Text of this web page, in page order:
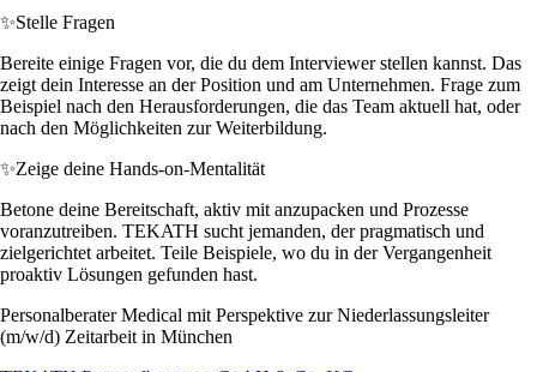
✨Stelle Fragen
Bereite einige Fragen vor, die du dem Interviewer stellen kannst. Das
zeigt dein Interesse an der Position und am Unternehmen. Frage zum
Beispiel nach den Herausforderungen, die das Team aktuell hat, oder
nach den Möglichkeiten zur Weiterbildung.
✨Zeige deine Hands-on-Mentalität
Betone deine Bereitschaft, aktiv mit anzupacken und Prozesse
voranzutreiben. TEKATH sucht jemanden, der pragmatisch und
zielgerichtet arbeitet. Teile Beispiele, wo du in der Vergangenheit
proaktiv Lösungen gefunden hast.
Personalberater Medical mit Perspektive zur Niederlassungsleiter
(m/w/d) Zeitarbeit in München